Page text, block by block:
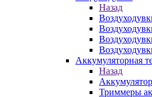
Назад
Аккумуляторная
Назад
Триммеры